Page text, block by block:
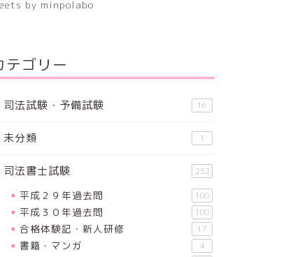
by minpolabo
テゴリー
司法試験・予備試験 16
未分類 1
司法書士試験 252
平成２９年過去問 100
平成３０年過去問 100
合格体験記・新人研修 17
書籍・マンガ 4